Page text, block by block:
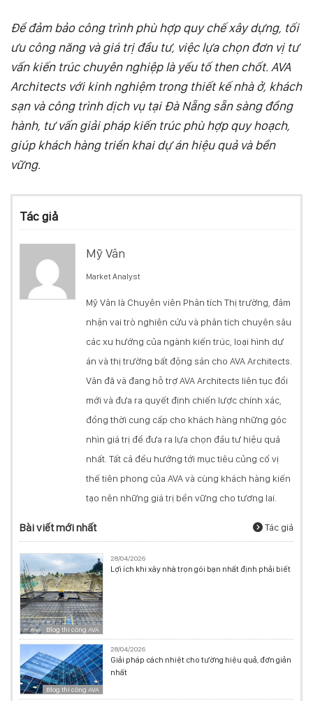
Để đảm bảo công trình phù hợp quy chế xây dựng, tối
ưu công năng và giá trị đầu tư, việc lựa chọn đơn vị tư
vấn kiến trúc chuyên nghiệp là yếu tố then chốt. AVA
Architects với kinh nghiệm trong thiết kế nhà ở, khách
sạn và công trình dịch vụ tại Đà Nẵng sẵn sàng đồng
hành, tư vấn giải pháp kiến trúc phù hợp quy hoạch,
giúp khách hàng triển khai dự án hiệu quả và bền
vững.
Tác giả
Mỹ Vân
Market Analyst
Mỹ Vân là Chuyên viên Phân tích Thị trường, đảm
nhận vai trò nghiên cứu và phân tích chuyên sâu
các xu hướng của ngành kiến trúc, loại hình dự
án và thị trường bất động sản cho AVA Architects.
Vân đã và đang hỗ trợ AVA Architects liên tục đổi
mới và đưa ra quyết định chiến lược chính xác,
đồng thời cung cấp cho khách hàng những góc
nhìn giá trị để đưa ra lựa chọn đầu tư hiệu quả
nhất. Tất cả đều hướng tới mục tiêu củng cố vị
thế tiên phong của AVA và cùng khách hàng kiến
tạo nên những giá trị bền vững cho tương lai.
Bài viết mới nhất Tác giả
Blog thi công AVA
28/04/2026
Lợi ích khi xây nhà trọn gói bạn nhất định phải biết
Blog thi công AVA
28/04/2026
Giải pháp cách nhiệt cho tường hiệu quả, đơn giản
nhất